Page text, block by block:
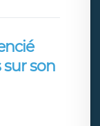
son